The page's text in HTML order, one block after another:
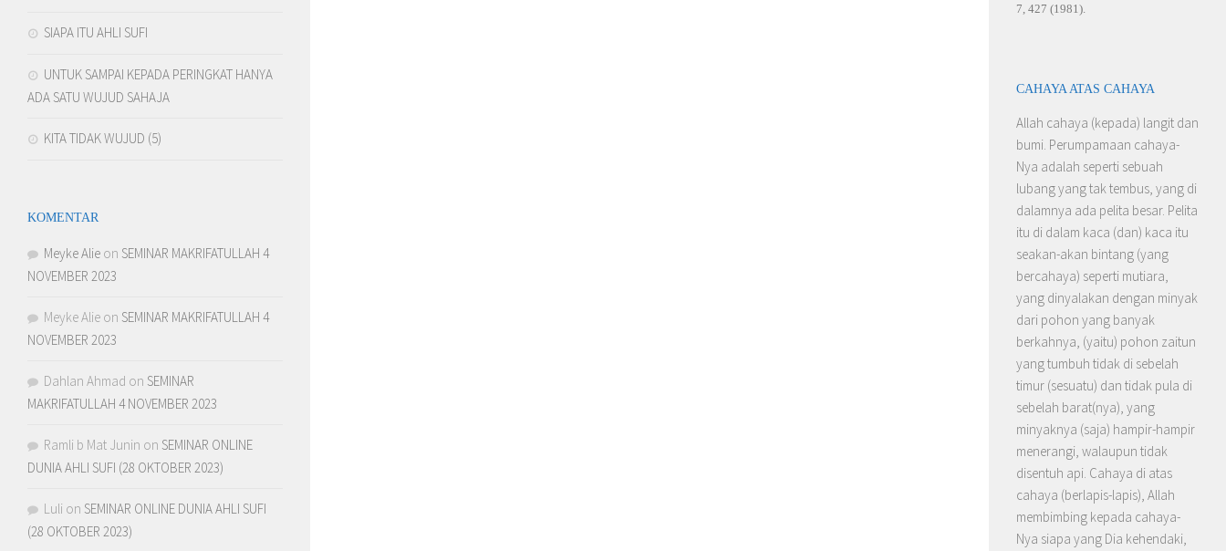
SIAPA ITU AHLI SUFI
UNTUK SAMPAI KEPADA PERINGKAT HANYA
ADA SATU WUJUD SAHAJA
KITA TIDAK WUJUD (5)
KOMENTAR
Meyke Alie on SEMINAR MAKRIFATULLAH 4
NOVEMBER 2023
Meyke Alie on SEMINAR MAKRIFATULLAH 4
NOVEMBER 2023
Dahlan Ahmad on SEMINAR
MAKRIFATULLAH 4 NOVEMBER 2023
Ramli b Mat Junin on SEMINAR ONLINE
DUNIA AHLI SUFI (28 OKTOBER 2023)
Luli on SEMINAR ONLINE DUNIA AHLI SUFI
(28 OKTOBER 2023)
7, 427 (1981).
CAHAYA ATAS CAHAYA
Allah cahaya (kepada) langit dan
bumi. Perumpamaan cahaya-
Nya adalah seperti sebuah
lubang yang tak tembus, yang di
dalamnya ada pelita besar. Pelita
itu di dalam kaca (dan) kaca itu
seakan-akan bintang (yang
bercahaya) seperti mutiara,
yang dinyalakan dengan minyak
dari pohon yang banyak
berkahnya, (yaitu) pohon zaitun
yang tumbuh tidak di sebelah
timur (sesuatu) dan tidak pula di
sebelah barat(nya), yang
minyaknya (saja) hampir-hampir
menerangi, walaupun tidak
disentuh api. Cahaya di atas
cahaya (berlapis-lapis), Allah
membimbing kepada cahaya-
Nya siapa yang Dia kehendaki,